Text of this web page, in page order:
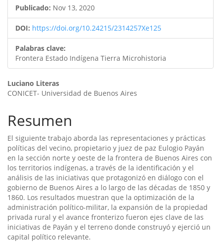
Publicado: Nov 13, 2020
DOI: https://doi.org/10.24215/2314257Xe125
Palabras clave:
Frontera Estado Indígena Tierra Microhistoria
Contenido
principal
del
artículo
Luciano Literas
CONICET- Universidad de Buenos Aires
Resumen
El siguiente trabajo aborda las representaciones y prácticas
polí­ticas del vecino, propietario y juez de paz Eulogio Payán
en la sección norte y oeste de la frontera de Buenos Aires con
los territorios indí­genas, a través de la identificación y el
análisis de las iniciativas que protagonizó en diálogo con el
gobierno de Buenos Aires a lo largo de las décadas de 1850 y
1860. Los resultados muestran que la optimización de la
administración polí­tico-militar, la expansión de la propiedad
privada rural y el avance fronterizo fueron ejes clave de las
iniciativas de Payán y el terreno donde construyó y ejerció un
capital polí­tico relevante.